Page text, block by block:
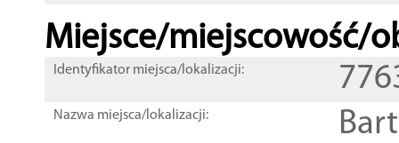
Miejsce/miejscowość/
Identyfikator miejsca/lokalizacji:
Nazwa miejsca/lokalizacji: